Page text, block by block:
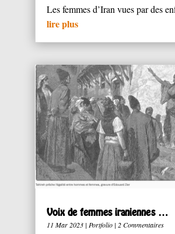
Les femmes d’Iran vues par des
lire plus
Voix de femmes iraniennes …
11 Mar 2023| Portfolio| 2 Commentaires